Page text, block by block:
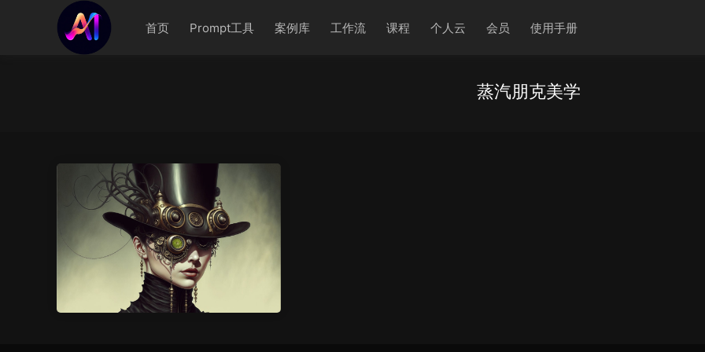
首页 Prompt工具 案例库 工作流 课程 个人云 会员 使用手册
蒸汽朋克美学